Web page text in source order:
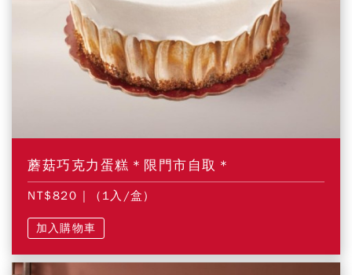
蘑菇巧克力蛋糕＊限門市自取＊
NT$820 | (1入/盒)
加入購物車